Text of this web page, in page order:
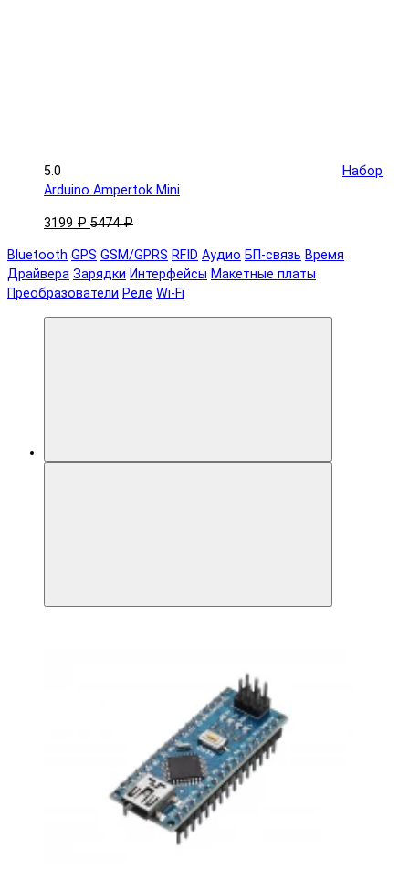
5.0
Набор
Arduino Ampertok Mini
3199 ₽ 5474 ₽
Bluetooth GPS GSM/GPRS RFID Аудио БП-связь Время
Драйвера Зарядки Интерфейсы Макетные платы
Преобразователи Реле Wi-Fi